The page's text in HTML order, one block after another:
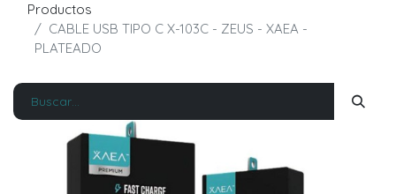
Productos
CABLE USB TIPO C X-103C - ZEUS - XAEA -
PLATEADO